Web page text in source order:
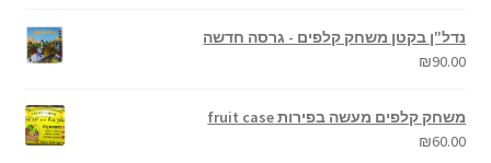
נדל"ן בקטן משחק קלפים - גרסה חדשה
₪90.00
משחק קלפים מעשה בפירות fruit case
₪60.00